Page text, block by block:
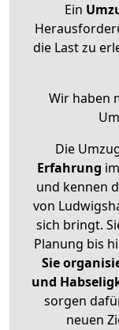
Ein
die Last zu
Wir haben
Die
Erfahrung
und kennen
von
sich bringt.
Planung bis
Sie
und
sorgen
neuen